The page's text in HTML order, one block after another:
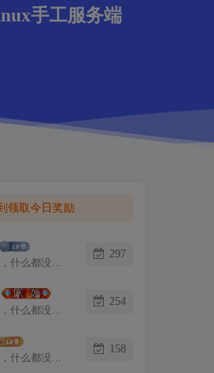
手工服务端
领取今日奖励
这家伙很懒，什么都没有写...
297
这家伙很懒，什么都没有写...
254
这家伙很懒，什么都没有写...
158